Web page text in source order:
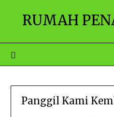
RUMAH
Panggil Kami